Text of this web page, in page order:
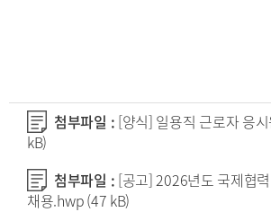
첨부파일 : [양식] 일용직 근로자 응
kB)
첨부파일 : [공고] 2026년도 국제협
채용.hwp(47 kB)